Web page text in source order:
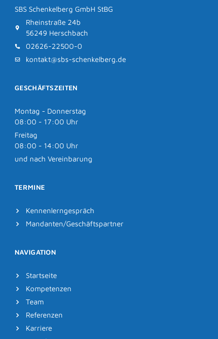
SBS Schenkelberg GmbH StBG
Rheinstraße 24b
56249 Herschbach
02626-22500-0
kontakt@sbs-schenkelberg.de
GESCHÄFTSZEITEN
Montag - Donnerstag
08:00 - 17:00 Uhr
Freitag
08:00 - 14:00 Uhr
und nach Vereinbarung
TERMINE
Kennenlerngespräch
Mandanten/Geschäftspartner
NAVIGATION
Startseite
Kompetenzen
Team
Referenzen
Karriere